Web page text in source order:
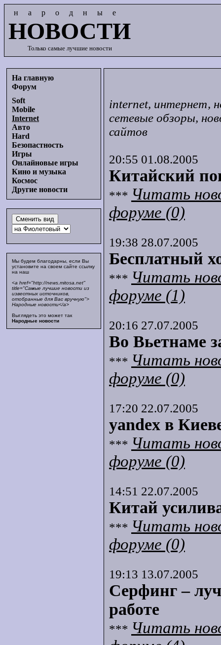
народные
НОВОСТИ
Только самые лучшие новости
На главную
Форум
Soft
Mobile
Internet
Авто
Hard
Безопастность
Игры
Онлайновые игры
Кино и музыка
Космос
Другие новости
Мы будем благодарны, если Вы
установите на своем сайте ссылку
на наш
<a href="http://news.mitosa.net"
title="Самые лучшие новости из
известных источников,
отобранные для Вас вручную">
Народные новости</a>
Выглядеть это может так
Народные новости
internet, интернет,
сетевые обзоры,
сайтов
20:55 01.08.2005
Китайский
*** Читать
форуме (0)
19:38 28.07.2005
Бесплатный
*** Читать
форуме (1)
20:16 27.07.2005
Во Вьетнаме
*** Читать
форуме (0)
17:20 22.07.2005
yandex в
*** Читать
форуме (0)
14:51 22.07.2005
Китай
*** Читать
форуме (0)
19:13 13.07.2005
Серфинг –
работе
*** Читать